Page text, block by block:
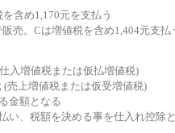
含め1,170元を支払う
売。Cは増値税を含め1,404元支払
入増値税または仮払増値税)
売上増値税または仮受増値税)
金額となる
い、税額を決める事を仕入れ控除